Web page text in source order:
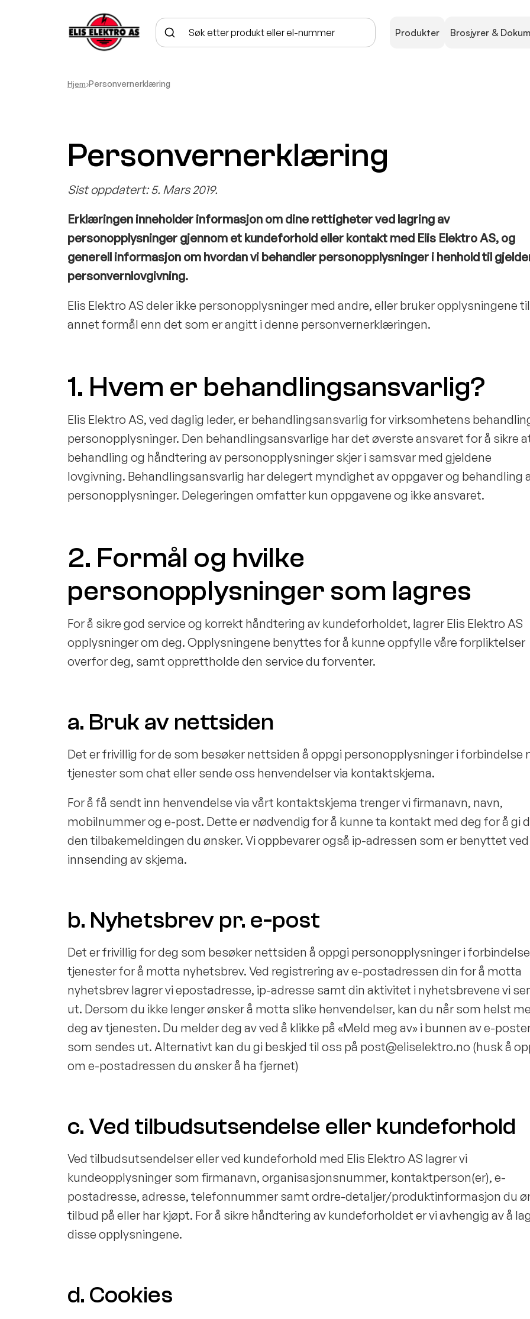
Produkter Brosjyrer &
Hjem›Personvernerklæring
Personvernerklæring
Sist oppdatert: 5. Mars 2019.
Erklæringen inneholder informasjon om dine rettigheter ved lagring av
personopplysninger gjennom et kundeforhold eller kontakt med Elis Elektro AS, og
generell informasjon om hvordan vi behandler personopplysninger i henhold til
personvernlovgivning.
Elis Elektro AS deler ikke personopplysninger med andre, eller bruker opplysningene til
annet formål enn det som er angitt i denne personvernerklæringen.
1. Hvem er behandlingsansvarlig?
Elis Elektro AS, ved daglig leder, er behandlingsansvarlig for virksomhetens
personopplysninger. Den behandlingsansvarlige har det øverste ansvaret for å sikre
behandling og håndtering av personopplysninger skjer i samsvar med gjeldene
lovgivning. Behandlingsansvarlig har delegert myndighet av oppgaver og behandling
personopplysninger. Delegeringen omfatter kun oppgavene og ikke ansvaret.
2. Formål og hvilke
personopplysninger som lagres
For å sikre god service og korrekt håndtering av kundeforholdet, lagrer Elis Elektro AS
opplysninger om deg. Opplysningene benyttes for å kunne oppfylle våre forpliktelser
overfor deg, samt opprettholde den service du forventer.
a. Bruk av nettsiden
Det er frivillig for de som besøker nettsiden å oppgi personopplysninger i forbindelse
tjenester som chat eller sende oss henvendelser via kontaktskjema.
For å få sendt inn henvendelse via vårt kontaktskjema trenger vi firmanavn, navn,
mobilnummer og e-post. Dette er nødvendig for å kunne ta kontakt med deg for å gi
den tilbakemeldingen du ønsker. Vi oppbevarer også ip-adressen som er benyttet ved
innsending av skjema.
b. Nyhetsbrev pr. e-post
Det er frivillig for deg som besøker nettsiden å oppgi personopplysninger i
tjenester for å motta nyhetsbrev. Ved registrering av e-postadressen din for å motta
nyhetsbrev lagrer vi epostadresse, ip-adresse samt din aktivitet i nyhetsbrevene vi
ut. Dersom du ikke lenger ønsker å motta slike henvendelser, kan du når som helst
deg av tjenesten. Du melder deg av ved å klikke på «Meld meg av» i bunnen av e-
som sendes ut. Alternativt kan du gi beskjed til oss på post@eliselektro.no (husk å
om e-postadressen du ønsker å ha fjernet)
c. Ved tilbudsutsendelse eller kundeforhold
Ved tilbudsutsendelser eller ved kundeforhold med Elis Elektro AS lagrer vi
kundeopplysninger som firmanavn, organisasjonsnummer, kontaktperson(er), e-
postadresse, adresse, telefonnummer samt ordre-detaljer/produktinformasjon du
tilbud på eller har kjøpt. For å sikre håndtering av kundeforholdet er vi avhengig av å
disse opplysningene.
d. Cookies